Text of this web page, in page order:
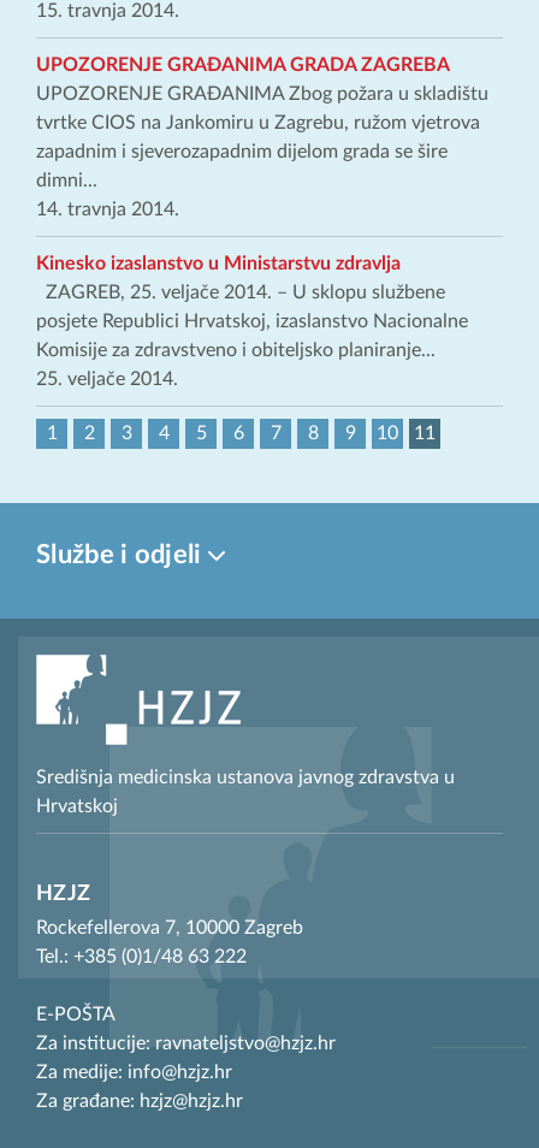
15. travnja 2014.
UPOZORENJE GRAĐANIMA GRADA ZAGREBA
UPOZORENJE GRAĐANIMA Zbog požara u skladištu
tvrtke CIOS na Jankomiru u Zagrebu, ružom vjetrova
zapadnim i sjeverozapadnim dijelom grada se šire
dimni...
14. travnja 2014.
Kinesko izaslanstvo u Ministarstvu zdravlja
ZAGREB, 25. veljače 2014. – U sklopu službene
posjete Republici Hrvatskoj, izaslanstvo Nacionalne
Komisije za zdravstveno i obiteljsko planiranje...
25. veljače 2014.
1 2 3 4 5 6 7 8 9 10 11
Službe i odjeli
Središnja medicinska ustanova javnog zdravstva u
Hrvatskoj
HZJZ
Rockefellerova 7, 10000 Zagreb
Tel.: +385 (0)1/48 63 222
E-POŠTA
Za institucije: ravnateljstvo@hzjz.hr
Za medije: info@hzjz.hr
Za građane: hzjz@hzjz.hr